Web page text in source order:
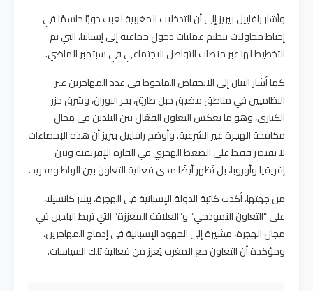
وأشار رافاييل بيريز إلى أن التدخلات المغربية لعبت دورًا حاسمًا في
إحباط محاولات تنظيم عمليات دخول جماعية إلى إسبانيا، التي تم
التخطيط لها عبر منصات التواصل الاجتماعي في سبتمبر الماضي.
كما أشار البيان إلى الانخفاض الملحوظ في عدد المهاجرين غير
النظاميين في مناطق مضيق جبل طارق، بحر البوران، وشرق جزر
الكناري، وهو ما يعكس التعاون الفعّال بين البلدين في مجال
مكافحة الهجرة غير الشرعية. وأوضح رافاييل بيريز أن هذه الإحصاءات
لا تقتصر فقط على الضغط الهجري في القارة الإفريقية وبين
إفريقيا وأوروبا، بل تُظهر أيضًا مدى فعالية التعاون بين الرباط ومدريد.
من جهتها، أكدت كاتبة الدولة الإسبانية في الهجرة، بيلار كانسيلا،
على “التعاون النموذجي” و”العلاقة المعززة” التي تربط البلدين في
مجال الهجرة، مشيرة إلى الجهود الإسبانية في إدماج المهاجرين،
ومؤكدة أن التعاون مع المغرب يُعزز من فعالية تلك السياسات.